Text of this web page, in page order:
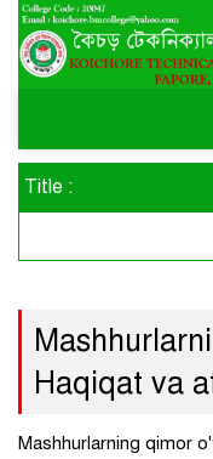
Title :
Haqiqat va
Mashhurlarning qimor